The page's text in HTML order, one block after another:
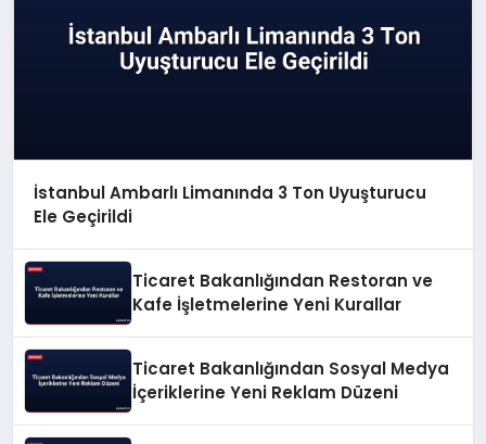
İstanbul Ambarlı Limanında 3 Ton Uyuşturucu
Ele Geçirildi
Ticaret Bakanlığından Restoran ve
Kafe İşletmelerine Yeni Kurallar
Ticaret Bakanlığından Sosyal Medya
İçeriklerine Yeni Reklam Düzeni